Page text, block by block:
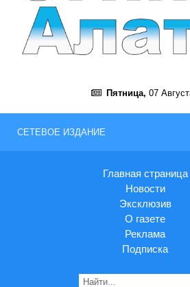
Пятница, 07
СЕТЕВОЕ ИЗДАНИЕ
Главная страница
Новости
Эксклюзив
О газете
Реклама
Подписка